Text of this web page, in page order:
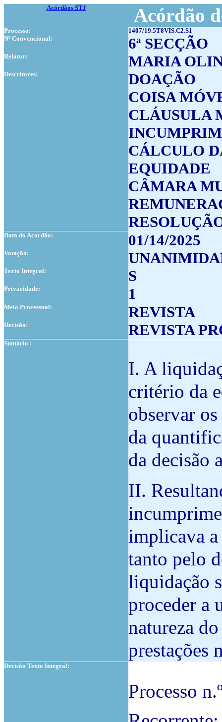
Acórdãos STJ Acórdão
Processo:
1407/19.5T8VIS.C2.S1
Nº Convencional:
6ª SECÇÃO
Relator: MARIA
Descritores:
DOAÇÃO
COISA
CLÁUSULA
CÁLCULO
EQUIDADE
CÂMARA
Data do Acordão: 01/14/2025
Votação:
Texto Integral: S
Privacidade: 1
Meio Processual: REVISTA
Decisão: REVISTA
Sumário :
I. A
critério da
observar
da
da decisão
II.
implicava a
tanto pelo
liquidação
proceder a
natureza
prestações
Decisão Texto Integral:
Processo